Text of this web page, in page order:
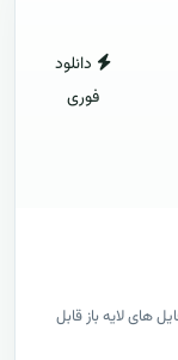
دانلود
فوری
های لایه باز قابل